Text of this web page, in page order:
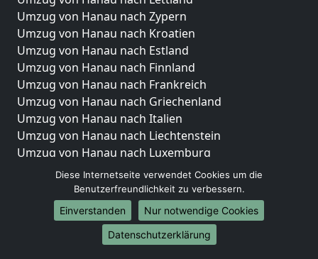
Umzug von Hanau nach Zypern
Umzug von Hanau nach Kroatien
Umzug von Hanau nach Estland
Umzug von Hanau nach Finnland
Umzug von Hanau nach Frankreich
Umzug von Hanau nach Griechenland
Umzug von Hanau nach Italien
Umzug von Hanau nach Liechtenstein
Umzug von Hanau nach Luxemburg
Umzug von Hanau nach Niederlande
Umzug von Hanau nach Norwegen
Umzüge-Deutschlandweit
Umzug von Hanau nach Berlin
Diese Internetseite verwendet Cookies um die
Benutzerfreundlichkeit zu verbessern.
Einverstanden
Nur notwendige Cookies
Datenschutzerklärung